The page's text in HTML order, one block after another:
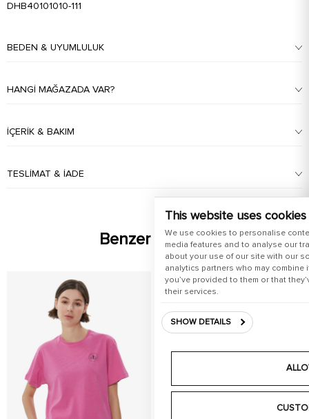
This website uses cookies
We use cookies to personalise
media features and to analyse our
about your use of our site with our
analytics partners who may
you’ve provided to them or that
their services.
SHOW DETAILS
DHB40101010-111
BEDEN & UYUMLULUK
HANGI MAĞAZADA VAR?
İÇERIK & BAKIM
TESLIMAT & İADE
Benzer Ürünler